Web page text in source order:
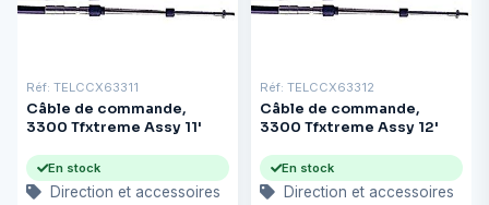
Réf: TELCCX63311
Câble de commande,
3300 Tfxtreme Assy 11'
En stock
Direction et accessoires
Réf: TELCCX63312
Câble de commande,
3300 Tfxtreme Assy 12'
En stock
Direction et accessoires